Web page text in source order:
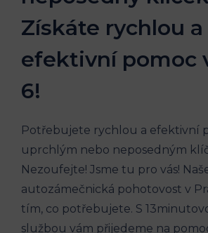
Získáte rychlou a
efektivní⁢ pomoc
6!
Potřebujete rychlou a efektivní
uprchlým ‌nebo neposedným
Nezoufejte! Jsme tu pro ‌vás!
autozámečnická⁤ pohotovost v
⁣tím, co potřebujete. S
službou vám přijedeme na‌